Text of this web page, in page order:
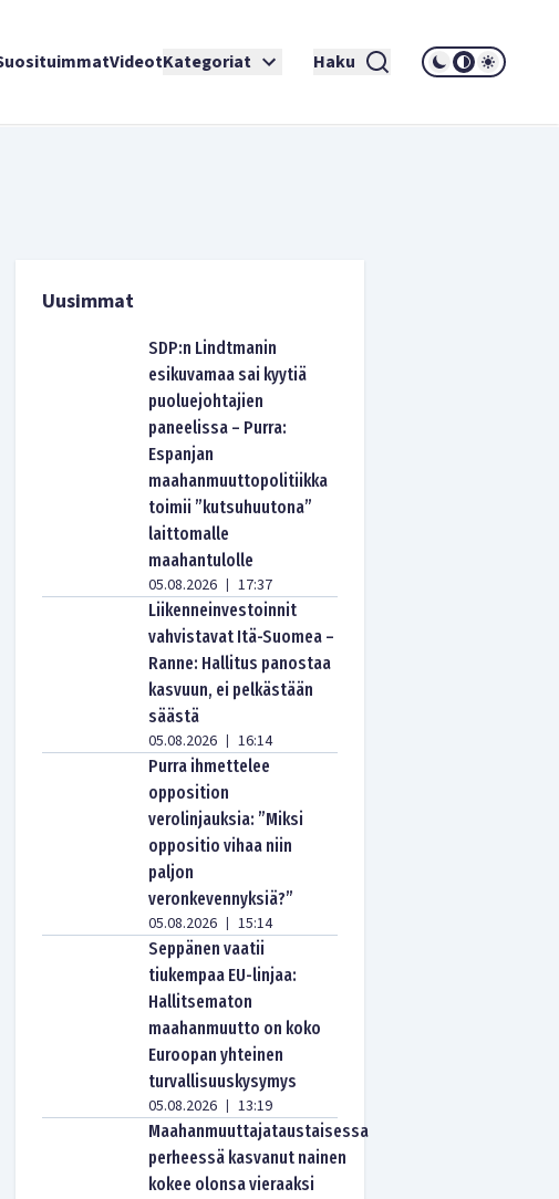
VideotKategoriat Haku
Uusimmat
SDP:n Lindtmanin
esikuvamaa sai kyytiä
puoluejohtajien
paneelissa – Purra:
Espanjan
maahanmuuttopolitiikka
toimii ”kutsuhuutona”
laittomalle
maahantulolle
05.08.2026 | 17:37
Liikenneinvestoinnit
vahvistavat Itä-Suomea –
Ranne: Hallitus panostaa
kasvuun, ei pelkästään
säästä
05.08.2026 | 16:14
Purra ihmettelee
opposition
verolinjauksia: ”Miksi
oppositio vihaa niin
paljon
veronkevennyksiä?”
05.08.2026 | 15:14
Seppänen vaatii
tiukempaa EU-linjaa:
Hallitsematon
maahanmuutto on koko
Euroopan yhteinen
turvallisuuskysymys
05.08.2026 | 13:19
Maahanmuuttajataustaisessa
perheessä kasvanut nainen
kokee olonsa vieraaksi